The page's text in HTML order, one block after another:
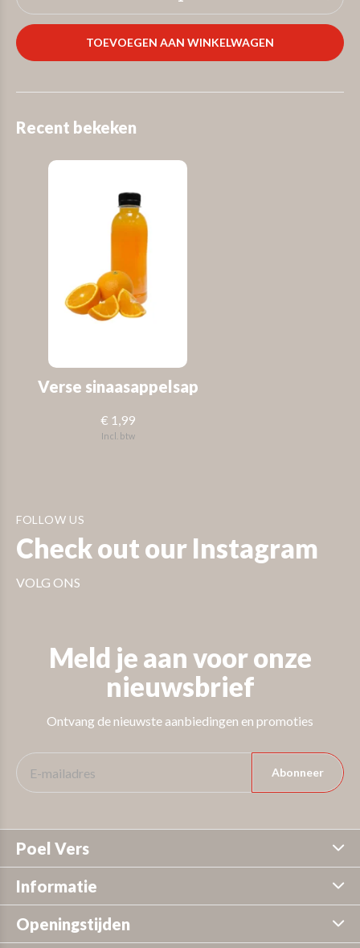
TOEVOEGEN AAN WINKELWAGEN
Recent bekeken
Verse sinaasappelsap
€ 1,99
Incl. btw
FOLLOW US
Check out our Instagram
VOLG ONS
Meld je aan voor onze
nieuwsbrief
Ontvang de nieuwste aanbiedingen en promoties
Abonneer
Poel Vers
Informatie
Openingstijden